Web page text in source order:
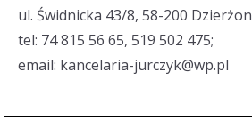
ul. Świdnicka 43/8, 58-200
tel: 74 815 56 65, 519 502 475;
email: kancelaria-jurczyk@wp.pl